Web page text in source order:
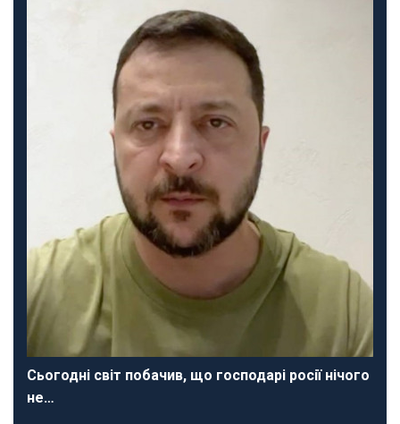
Сьогодні світ побачив, що господарі росії нічого
не…